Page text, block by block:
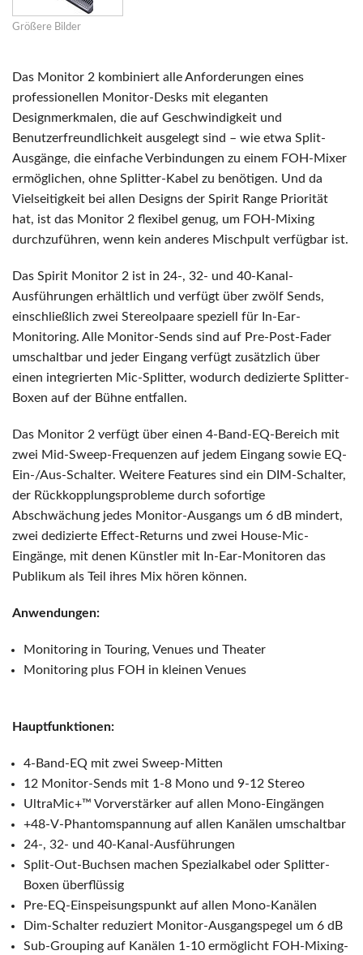
Größere Bilder
Das Monitor 2 kombiniert alle Anforderungen eines
professionellen Monitor-Desks mit eleganten
Designmerkmalen, die auf Geschwindigkeit und
Benutzerfreundlichkeit ausgelegt sind – wie etwa Split-
Ausgänge, die einfache Verbindungen zu einem FOH-Mixer
ermöglichen, ohne Splitter-Kabel zu benötigen. Und da
Vielseitigkeit bei allen Designs der Spirit Range Priorität
hat, ist das Monitor 2 flexibel genug, um FOH-Mixing
durchzuführen, wenn kein anderes Mischpult verfügbar ist.
Das Spirit Monitor 2 ist in 24-, 32- und 40-Kanal-
Ausführungen erhältlich und verfügt über zwölf Sends,
einschließlich zwei Stereolpaare speziell für In-Ear-
Monitoring. Alle Monitor-Sends sind auf Pre-Post-Fader
umschaltbar und jeder Eingang verfügt zusätzlich über
einen integrierten Mic-Splitter, wodurch dedizierte Splitter-
Boxen auf der Bühne entfallen.
Das Monitor 2 verfügt über einen 4-Band-EQ-Bereich mit
zwei Mid-Sweep-Frequenzen auf jedem Eingang sowie EQ-
Ein-/Aus-Schalter. Weitere Features sind ein DIM-Schalter,
der Rückkopplungsprobleme durch sofortige
Abschwächung jedes Monitor-Ausgangs um 6 dB mindert,
zwei dedizierte Effect-Returns und zwei House-Mic-
Eingänge, mit denen Künstler mit In-Ear-Monitoren das
Publikum als Teil ihres Mix hören können.
Anwendungen:
Monitoring in Touring, Venues und Theater
Monitoring plus FOH in kleinen Venues
Hauptfunktionen:
4-Band-EQ mit zwei Sweep-Mitten
12 Monitor-Sends mit 1-8 Mono und 9-12 Stereo
UltraMic+™ Vorverstärker auf allen Mono-Eingängen
+48-V-Phantomspannung auf allen Kanälen umschaltbar
24-, 32- und 40-Kanal-Ausführungen
Split-Out-Buchsen machen Spezialkabel oder Splitter-
Boxen überflüssig
Pre-EQ-Einspeisungspunkt auf allen Mono-Kanälen
Dim-Schalter reduziert Monitor-Ausgangspegel um 6 dB
Sub-Grouping auf Kanälen 1-10 ermöglicht FOH-Mixing-